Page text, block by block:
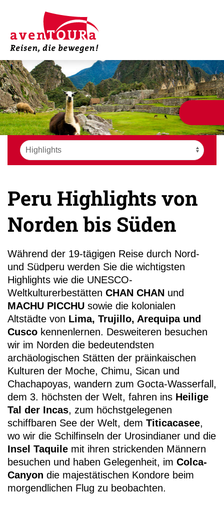
Peru Highlights von
Norden bis Süden
Während der 19-tägigen Reise durch Nord-
und Südperu werden Sie die wichtigsten
Highlights wie die UNESCO-
Weltkulturerbestätten CHAN CHAN und
MACHU PICCHU sowie die kolonialen
Altstädte von Lima, Trujillo, Arequipa und
Cusco kennenlernen. Desweiteren besuchen
wir im Norden die bedeutendsten
archäologischen Stätten der präinkaischen
Kulturen der Moche, Chimu, Sican und
Chachapoyas, wandern zum Gocta-Wasserfall,
dem 3. höchsten der Welt, fahren ins Heilige
Tal der Incas, zum höchstgelegenen
schiffbaren See der Welt, dem Titicacasee,
wo wir die Schilfinseln der Urosindianer und die
Insel Taquile mit ihren strickenden Männern
besuchen und haben Gelegenheit, im Colca-
Canyon die majestätischen Kondore beim
morgendlichen Flug zu beobachten.